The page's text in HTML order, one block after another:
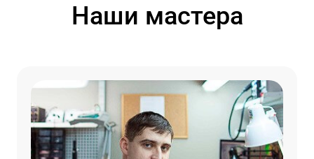
Наши мастера